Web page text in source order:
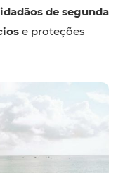
de segunda
e proteções